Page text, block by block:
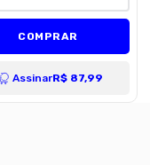
COMPRAR
AssinarR$ 87,99